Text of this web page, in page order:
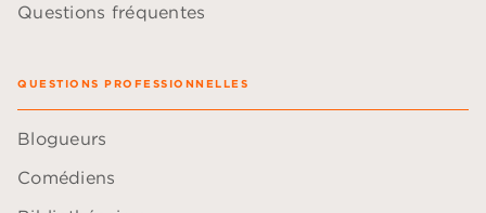
Questions fréquentes
QUESTIONS PROFESSIONNELLES
Blogueurs
Comédiens